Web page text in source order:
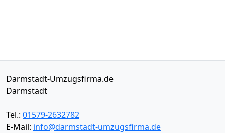
Darmstadt-Umzugsfirma.de
Darmstadt
Tel.: 01579-2632782
E-Mail: info@darmstadt-umzugsfirma.de